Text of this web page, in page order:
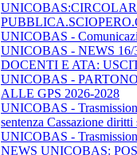
UNICOBAS -
UNICOBAS - NEWS
DOCENTI E ATA:
UNICOBAS -
ALLE GPS 2026-2028
UNICOBAS -
sentenza Cassazione diritti
UNICOBAS -
NEWS UNICOBAS: